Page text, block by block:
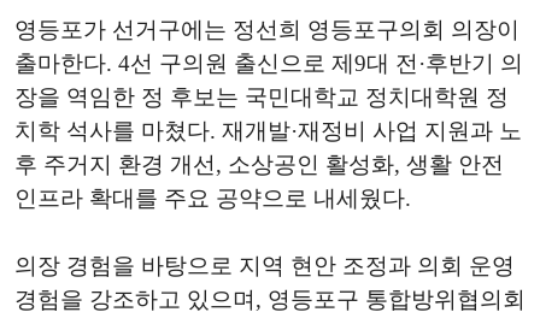
영등포가 선거구에는 정선희 영등포구의회 의장이
출마한다. 4선 구의원 출신으로 제9대 전·후반기 의
장을 역임한 정 후보는 국민대학교 정치대학원 정
치학 석사를 마쳤다. 재개발·재정비 사업 지원과 노
후 주거지 환경 개선, 소상공인 활성화, 생활 안전
인프라 확대를 주요 공약으로 내세웠다.
의장 경험을 바탕으로 지역 현안 조정과 의회 운영
경험을 강조하고 있으며, 영등포구 통합방위협의회